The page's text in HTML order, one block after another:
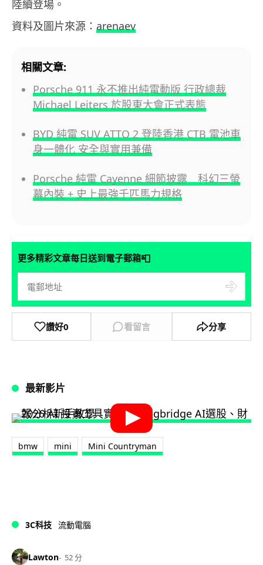
陸續登場。
資料及圖片來源： arenaev
相關文章:
Porsche 911 永不推出純電動版 行政總裁
Michael Leiters 於股東大會正式表態
BYD 純電 SUV ATTO 2 登陸香港 CTB 電池車
身一體化 安全與實用兼備
Porsche 純電 Cayenne 細節披露 科幻三螢
幕內裝 + 史上最強千匹馬力規格
更多精彩文章每日送到電子郵箱📮
讚好0 看留言 分享
最新影片
bmw mini Mini Countryman
3C科技 流動電腦
Lawton 52 分